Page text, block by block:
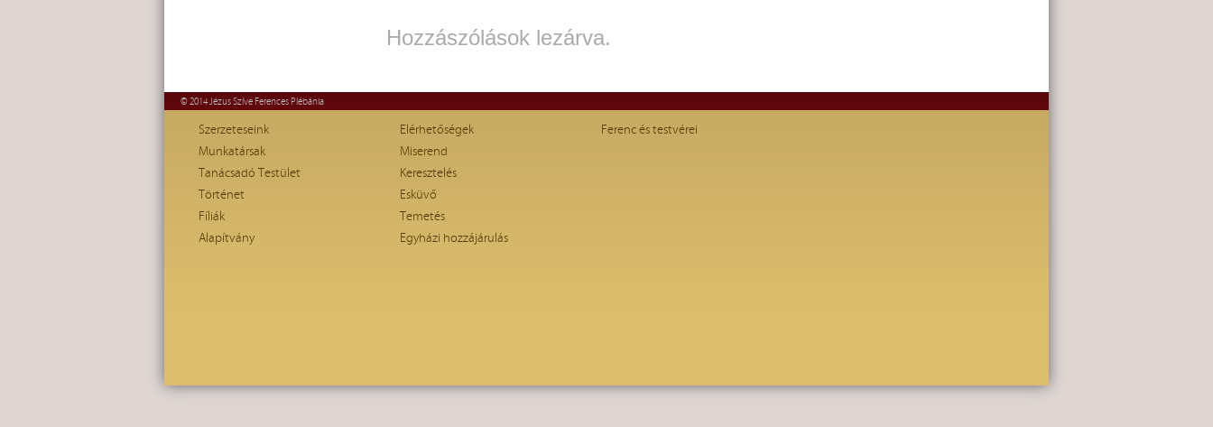
Hozzászólások lezárva.
© 2014 Jézus Szíve Ferences Plébánia
Szerzeteseink
Munkatársak
Tanácsadó Testület
Történet
Fíliák
Alapítvány
Elérhetőségek
Miserend
Keresztelés
Esküvő
Temetés
Egyházi hozzájárulás
Ferenc és testvérei